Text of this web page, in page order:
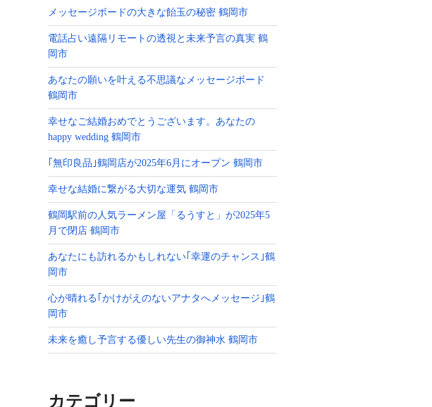
メッセージボードの大きな飴玉の秘密 鶴岡市
電話占い遠隔リモートの透視と未来予言の真実 鶴
岡市
あなたの願いを叶える不思議なメッセージボード
鶴岡市
幸せなご結婚おめでとうございます。あなたの
happy wedding 鶴岡市
｢無印良品｣鶴岡店が2025年6月にオープン 鶴岡市
幸せな結婚に繋がる大切な運気 鶴岡市
鶴岡駅前の人気ラーメン屋「るうすと」が2025年5
月で閉店 鶴岡市
あなたにも訪れるかもしれない｢幸運のチャンス｣鶴
岡市
心が晴れる｢かけがえのないアナタへメッセージ｣鶴
岡市
未来を癒し予言する優しい先生の御神水 鶴岡市
カテゴリー